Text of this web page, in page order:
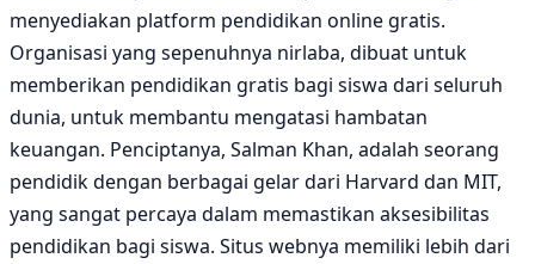
menyediakan platform pendidikan online gratis.
Organisasi yang sepenuhnya nirlaba, dibuat untuk
memberikan pendidikan gratis bagi siswa dari seluruh
dunia, untuk membantu mengatasi hambatan
keuangan. Penciptanya, Salman Khan, adalah seorang
pendidik dengan berbagai gelar dari Harvard dan MIT,
yang sangat percaya dalam memastikan aksesibilitas
pendidikan bagi siswa. Situs webnya memiliki lebih dari